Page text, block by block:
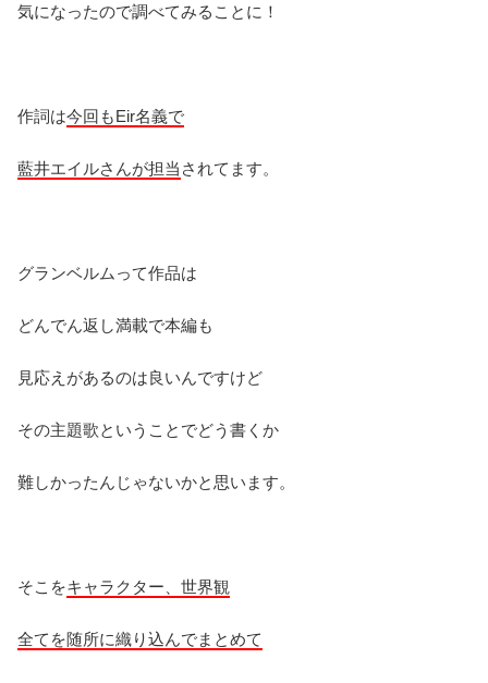
気になったので調べてみることに！
作詞は今回もEir名義で
藍井エイルさんが担当 されてます。
グランベルムって作品は
どんでん返し満載で本編も
見応えがあるのは良いんですけど
その主題歌ということでどう書くか
難しかったんじゃないかと思います。
そこをキャラクター、世界観
全てを随所に織り込んでまとめて